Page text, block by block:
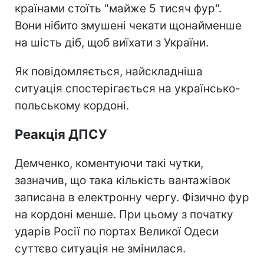
країнами стоїть "майже 5 тисяч фур".
Вони нібито змушені чекати щонайменше
на шість діб, щоб виїхати з України.
Як повідомляється, найскладніша
ситуація спостерігається на українсько-
польському кордоні.
Реакція ДПСУ
Демченко, коментуючи такі чутки,
зазначив, що така кількість вантажівок
записана в електронну чергу. Фізично фур
на кордоні менше. При цьому з початку
ударів Росії по портах Великої Одеси
суттєво ситуація не змінилася.